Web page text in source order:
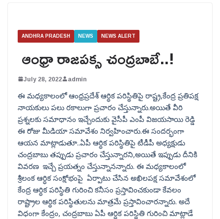
ANDHRA PRADESH NEWS NEWS ALERT
ఆంధ్రా రాజపక్స చంద్రబాబే..!
July 28, 2022 admin
ఈ మధ్యకాలంలో ఆంధ్రప్రదేశ్ ఆర్ధిక పరిస్థితిపై రాష్ట్ర,కేంద్ర ప్రతిపక్ష
నాయకులు పలు రకాలుగా ప్రచారం చేస్తున్నారు.అయితే వీరి
ప్రశ్నలకు సమాధానం ఇచ్చేందుకు వైసీపీ ఎంపీ విజయసాయి రెడ్డి
ఈ రోజు మీడియా సమావేశం నిర్వహించారు.ఈ సందర్భంగా
ఆయన మాట్లాడుతూ..ఏపీ ఆర్ధిక పరిస్థితిపై టీడీపీ అధ్యక్షుడు
చంద్రబాబు తప్పుడు ప్రచారం చేస్తున్నారని,అయితే ఇప్పుడు దీనికి
వివరణ ఇచ్చే ప్రయత్నం చేస్తున్నానన్నారు. ఈ మధ్యకాలంలో
శ్రీలంక ఆర్ధిక సంక్షోభంపై ఏర్పాటు చేసిన అఖిలపక్ష సమావేశంలో
కేంద్ర ఆర్ధిక పరిస్థితి గురించి కనీసం ప్రస్తావించకుండా కేవలం
రాష్ట్రాల ఆర్ధిక పరిస్థితులను మాత్రమే ప్రస్తావించారన్నారు. అదే
విధంగా కేంద్రం, చంద్రబాబు ఏపీ ఆర్ధిక పరిస్థితి గురించి మాట్లాడే